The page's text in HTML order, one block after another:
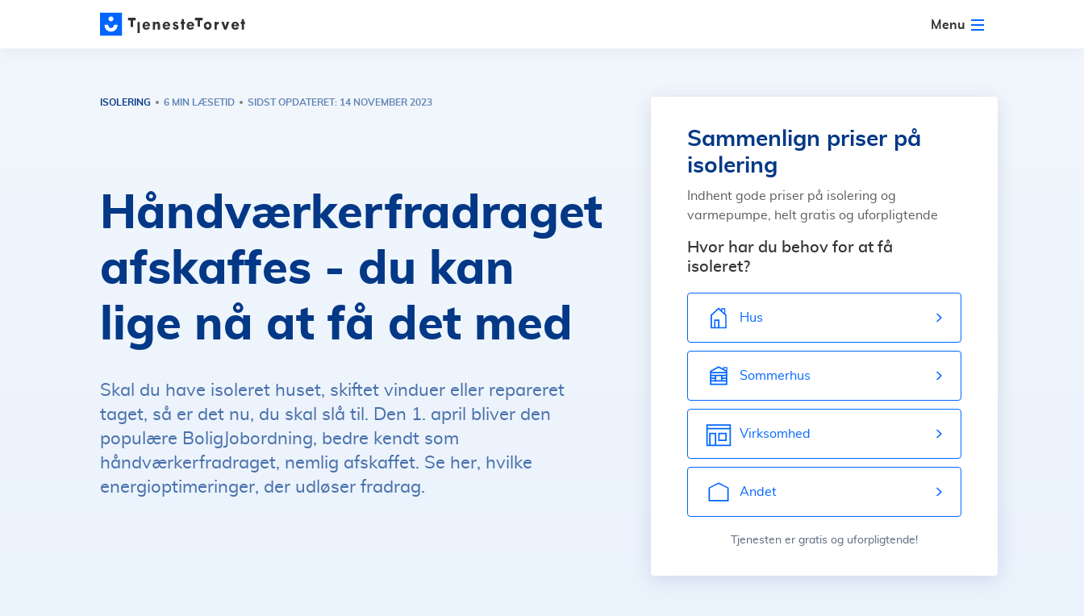
Menu
ISOLERING 6 MIN LÆSETID SIDST OPDATERET: 14 NOVEMBER 2023
Håndværkerfradraget
afskaffes - du kan
lige nå at få det med
Skal du have isoleret huset, skiftet vinduer eller repareret
taget, så er det nu, du skal slå til. Den 1. april bliver den
populære BoligJobordning, bedre kendt som
håndværkerfradraget, nemlig afskaffet. Se her, hvilke
energioptimeringer, der udløser fradrag.
Sammenlign priser på
isolering
Indhent gode priser på isolering og
varmepumpe, helt gratis og uforpligtende
Hvor har du behov for at få
isoleret?
Hus
Sommerhus
Virksomhed
Andet
Tjenesten er gratis og uforpligtende!